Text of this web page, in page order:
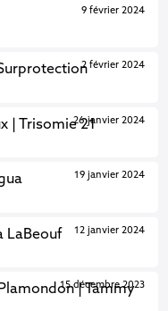
9 février 2024
2 février 2024
| Trisomie 2126 janvier 2024
19 janvier 2024
LaBeouf 12 janvier 2024
| Tammy
15 décembre 2023